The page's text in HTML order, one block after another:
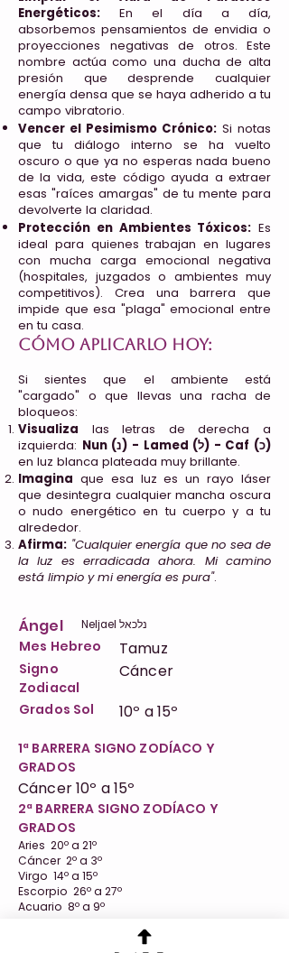
Energéticos: En el día a día,
absorbemos pensamientos de envidia o
proyecciones negativas de otros. Este
nombre actúa como una ducha de alta
presión que desprende cualquier
energía densa que se haya adherido a tu
campo vibratorio.
Vencer el Pesimismo Crónico: Si notas
que tu diálogo interno se ha vuelto
oscuro o que ya no esperas nada bueno
de la vida, este código ayuda a extraer
esas "raíces amargas" de tu mente para
devolverte la claridad.
Protección en Ambientes Tóxicos: Es
ideal para quienes trabajan en lugares
con mucha carga emocional negativa
(hospitales, juzgados o ambientes muy
competitivos). Crea una barrera que
impide que esa "plaga" emocional entre
en tu casa.
Cómo aplicarlo hoy:
Si sientes que el ambiente está
"cargado" o que llevas una racha de
bloqueos:
Visualiza las letras de derecha a
izquierda:
Nun (נ) - Lamed (ל) - Caf (כ)
en luz blanca plateada muy brillante.
Imagina que esa luz es un rayo láser
que desintegra cualquier mancha oscura
o nudo energético en tu cuerpo y a tu
alrededor.
Afirma: "Cualquier energía que no sea de
la luz es erradicada ahora. Mi camino
está limpio y mi energía es pura".
Ángel Neljael נלכאל
Mes Hebreo Tamuz
Signo
Zodiacal
Cáncer
Grados Sol 10º a 15º
1ª BARRERA SIGNO ZODÍACO Y
GRADOS
Cáncer 10º a 15º
2ª BARRERA SIGNO ZODÍACO Y
GRADOS
Aries 20º a 21º
Cáncer 2º a 3º
Virgo 14º a 15º
Escorpio 26º a 27º
Acuario 8º a 9º
06:40-07:00